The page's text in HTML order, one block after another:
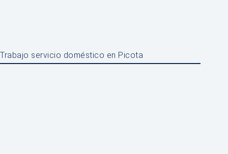
Trabajo servicio doméstico en Picota